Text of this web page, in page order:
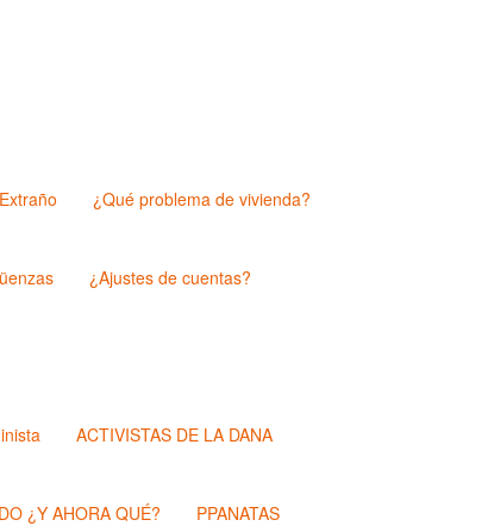
Extraño ¿Qué problema de vivienda?
¿Ajustes de cuentas?
ACTIVISTAS DE LA DANA
¿Y AHORA QUÉ? PPANATAS